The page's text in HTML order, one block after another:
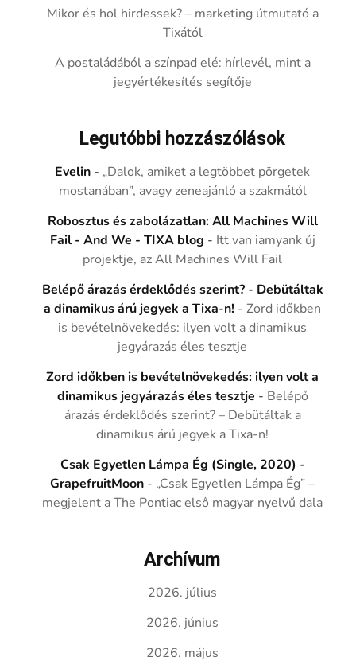
Mikor és hol hirdessek? – marketing útmutató a
Tixától
A postaládából a színpad elé: hírlevél, mint a
jegyértékesítés segítője
Legutóbbi hozzászólások
Evelin - „Dalok, amiket a legtöbbet pörgetek
mostanában”, avagy zeneajánló a szakmától
Robosztus és zabolázatlan: All Machines Will
Fail - And We - TIXA blog - Itt van iamyank új
projektje, az All Machines Will Fail
Belépő árazás érdeklődés szerint? - Debütáltak
a dinamikus árú jegyek a Tixa-n! -Zord időkben
is bevételnövekedés: ilyen volt a dinamikus
jegyárazás éles tesztje
Zord időkben is bevételnövekedés: ilyen volt a
dinamikus jegyárazás éles tesztje - Belépő
árazás érdeklődés szerint? – Debütáltak a
dinamikus árú jegyek a Tixa-n!
Csak Egyetlen Lámpa Ég (Single, 2020) -
GrapefruitMoon - „Csak Egyetlen Lámpa Ég” –
megjelent a The Pontiac első magyar nyelvű dala
Archívum
2026. július
2026. június
2026. május